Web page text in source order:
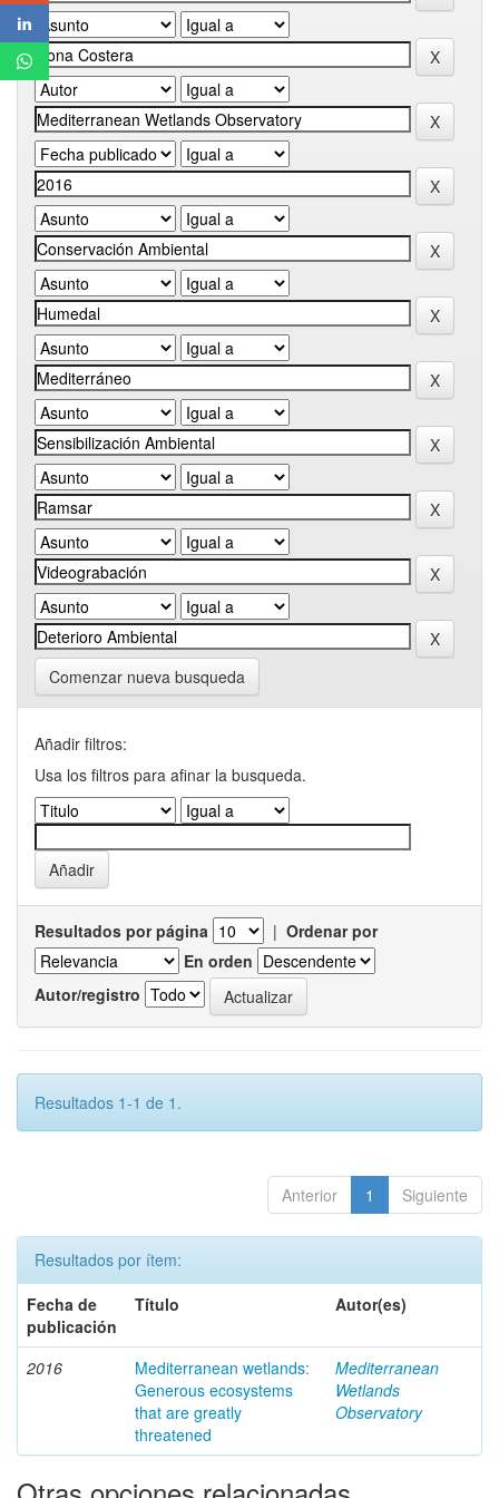
Comenzar nueva busqueda
Añadir filtros:
Usa los filtros para afinar la busqueda.
Resultados por página | Ordenar por
En orden
Autor/registro
Resultados 1-1 de 1.
Anterior 1 Siguiente
Resultados por ítem:
Fecha de
publicación
Título Autor(es)
2016
Mediterranean wetlands:
Generous ecosystems
that are greatly
threatened
Mediterranean
Wetlands
Observatory